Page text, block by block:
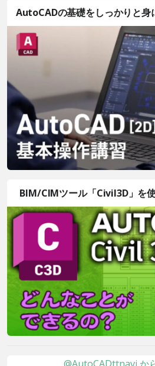
AutoCADの基礎をしっかりと身
BIM/CIMツール「Civil3D」を